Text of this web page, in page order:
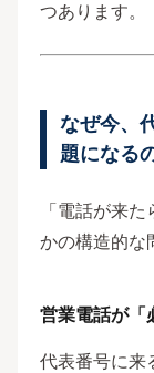
つあります。
なぜ今、
題になる
「電話が来
かの構造的な
営業電話が「
代表番号に来